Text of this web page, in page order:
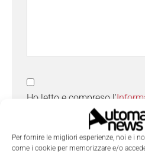
Per fornire le migliori esperienze, noi e i
come i cookie per memorizzare e/o
Ho letto e compreso l'
do il consenso al
Tecniche Nuove